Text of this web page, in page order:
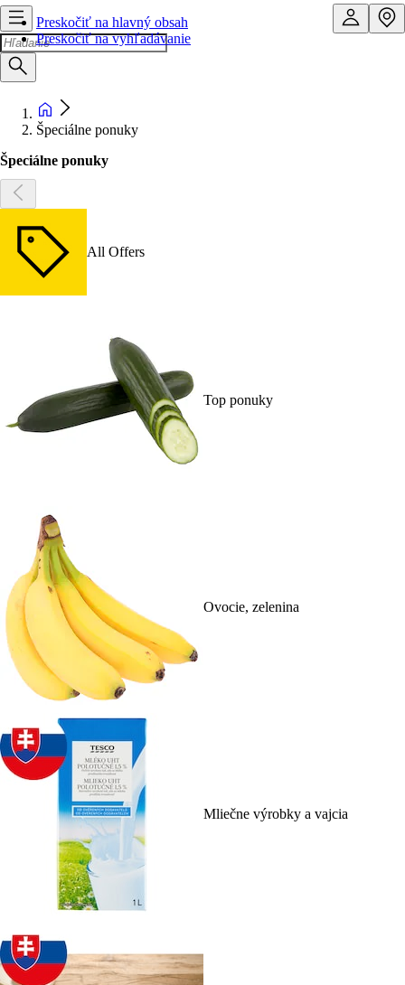
Preskočiť na hlavný obsah
Preskočiť na vyhľadávanie
Špeciálne ponuky
Špeciálne ponuky
All Offers
Top ponuky
Ovocie, zelenina
Mliečne výrobky a vajcia